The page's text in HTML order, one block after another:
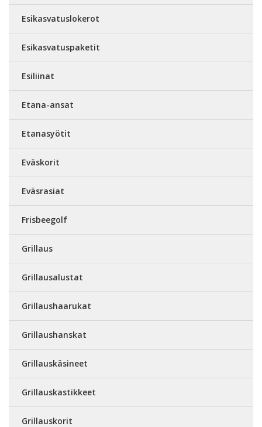
Esikasvatuslokerot
Esikasvatuspaketit
Esiliinat
Etana-ansat
Etanasyötit
Eväskorit
Eväsrasiat
Frisbeegolf
Grillaus
Grillausalustat
Grillaushaarukat
Grillaushanskat
Grillauskäsineet
Grillauskastikkeet
Grillauskorit